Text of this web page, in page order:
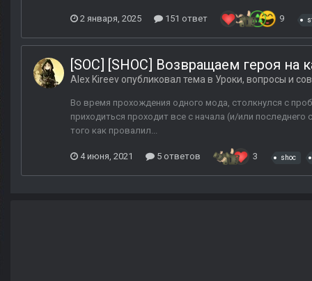
2 января, 2025 151 ответ 9
[SOC] [SHOC] Возвращаем героя на
Alex Kireev опубликовал тема в Уроки, вопросы и
Во время прохождения одного мода, столкнулся с
приходиться проходит все с начала (и/или
того как провалил...
4 июня, 2021 5 ответов 3 shoc